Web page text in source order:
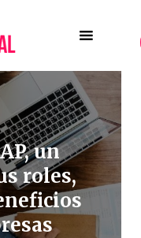
un
roles,